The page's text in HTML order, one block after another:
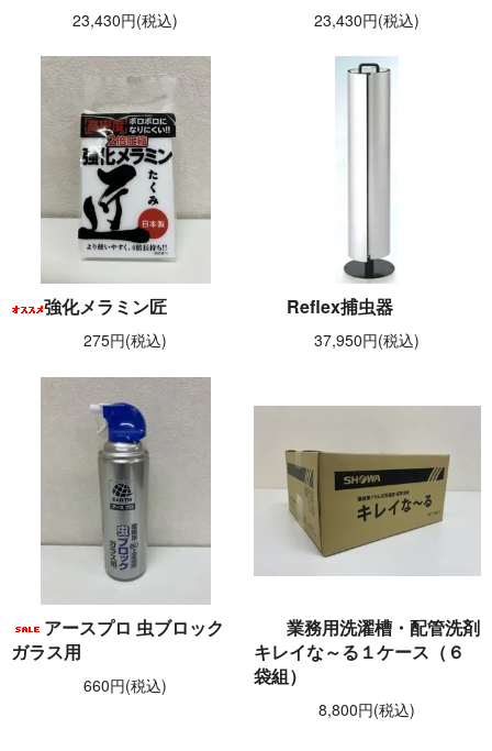
23,430円(税込) 23,430円(税込)
強化メラミン匠
275円(税込)
Reflex捕虫器
37,950円(税込)
アースプロ 虫ブロック
ガラス用
660円(税込)
業務用洗濯槽・配管洗剤
キレイな～る１ケース（６
袋組）
8,800円(税込)